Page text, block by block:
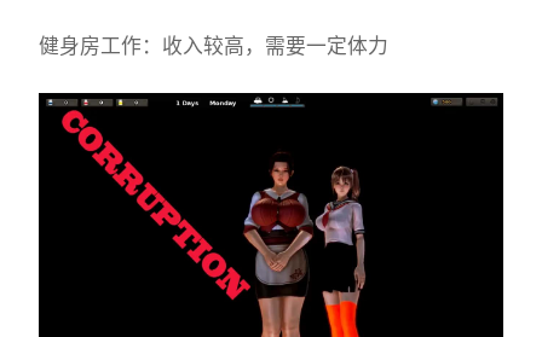
健身房工作：收入较高，需要一定体力